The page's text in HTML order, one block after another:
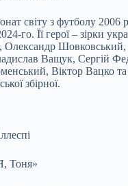
світу з футболу
го. Її герої – зірки
Олександр
Ващук, Сергій
Віктор Вацко та
збірної.
Тоня»